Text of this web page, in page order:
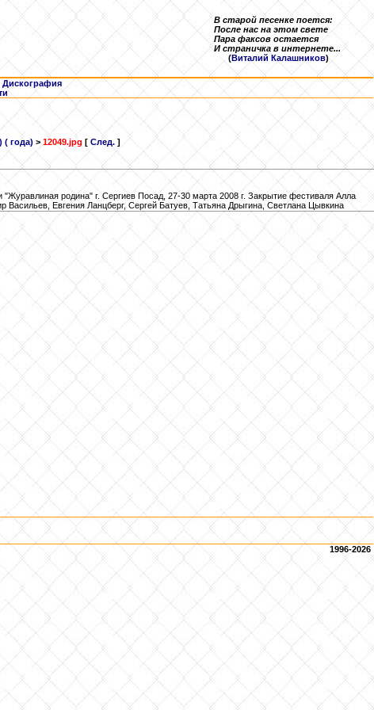
В старой песенке поется:
После нас на этом свете
Пара факсов остается
И страничка в интернете...
(Виталий Калашников)
Дискография
( года) > 12049.jpg [ След.]
родина" г. Сергиев Посад, 27-30 марта 2008 г. Закрытие фестиваля Алла
Евгения Ланцберг, Сергей Батуев, Татьяна Дрыгина, Светлана Цывкина
1996-2026